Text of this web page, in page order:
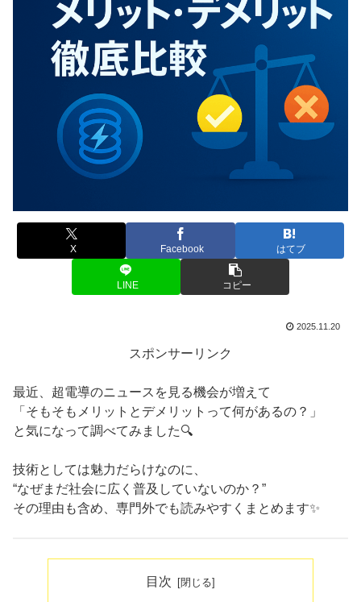
X Facebook はてブ
LINE コピー
2025.11.20
スポンサーリンク
最近、超電導のニュースを見る機会が増えて
「そもそもメリットとデメリットって何があるの？」
と気になって調べてみました🔍
技術としては魅力だらけなのに、
“なぜまだ社会に広く普及していないのか？”
その理由も含め、専門外でも読みやすくまとめます✨
目次